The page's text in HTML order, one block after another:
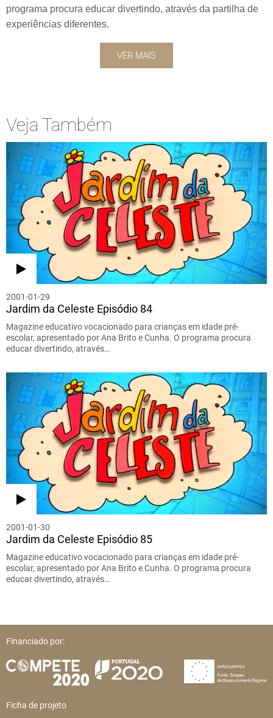
programa procura educar divertindo, através da partilha de
experiências diferentes.
VER MAIS
Veja Também
2001-01-29
Jardim da Celeste Episódio 84
Magazine educativo vocacionado para crianças em idade pré-
escolar, apresentado por Ana Brito e Cunha. O programa procura
educar divertindo, através…
2001-01-30
Jardim da Celeste Episódio 85
Magazine educativo vocacionado para crianças em idade pré-
escolar, apresentado por Ana Brito e Cunha. O programa procura
educar divertindo, através…
Financiado por:
Ficha de projeto